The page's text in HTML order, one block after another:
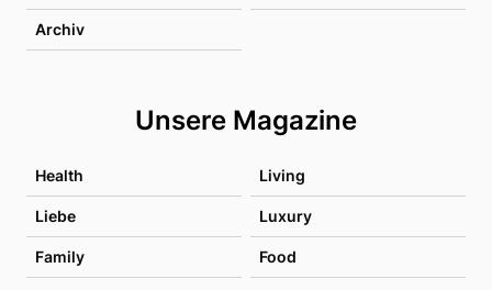
Archiv
Unsere Magazine
Health Living
Liebe Luxury
Family Food